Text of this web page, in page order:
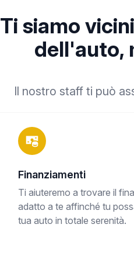
Ti siamo
dell'auto,
Il nostro staff ti può
Finanziamenti
Ti aiuteremo a trovare il
adatto a te affinché tu
tua auto in totale serenità.